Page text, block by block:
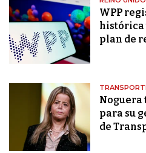
WPP
histórica
plan de
Noguera
para su
de